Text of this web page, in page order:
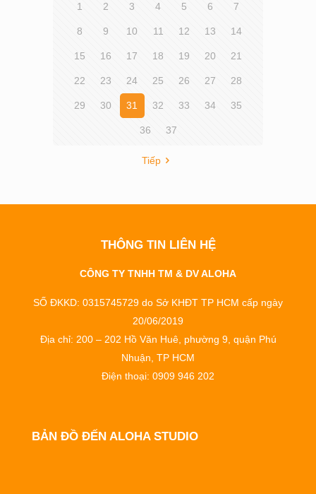
1 2 3 4 5 6 7
8 9 10 11 12 13 14
15 16 17 18 19 20 21
22 23 24 25 26 27 28
29 30 31 32 33 34 35
36 37
Tiếp
THÔNG TIN LIÊN HỆ
CÔNG TY TNHH TM & DV ALOHA
SỐ ĐKKD: 0315745729 do Sở KHĐT TP HCM cấp ngày
20/06/2019
Địa chỉ: 200 – 202 Hồ Văn Huê, phường 9, quận Phú
Nhuận, TP HCM
Điện thoại: 0909 946 202
BẢN ĐỒ ĐẾN ALOHA STUDIO